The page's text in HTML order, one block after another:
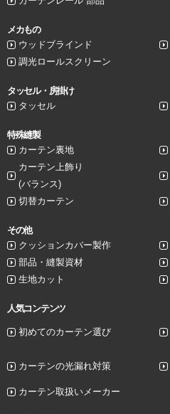
メカもの
ウッドブラインド
調光ロールスクリーン
タッセル・房掛け
タッセル
特殊縫製
カーテン裏地
カーテン上飾り
(バランス)
切替カーテン
その他
クッションカバー製作
部品・縫製資材
生地カット
人気コンテンツ
初めてのカーテン選び
カーテンの光漏れ対策
カーテン取扱いメーカー